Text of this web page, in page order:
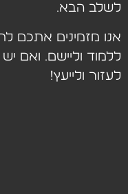
לשלב הבא.
אנו מזמינים אתכם
ללמוד וליישם. ואם
לעזור ולייעץ!